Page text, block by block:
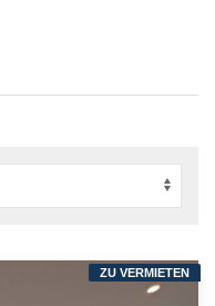
ZU VERMIETEN